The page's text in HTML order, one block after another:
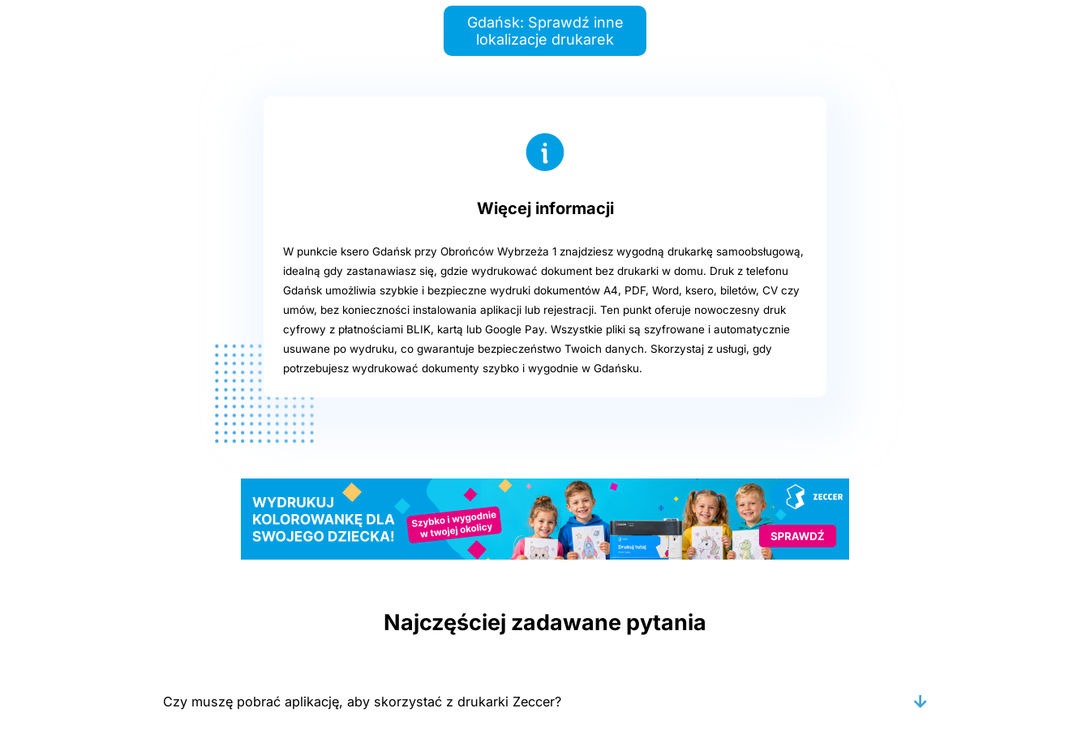
Gdańsk: Sprawdź inne
lokalizacje drukarek
Więcej informacji
W punkcie ksero Gdańsk przy Obrońców Wybrzeża 1 znajdziesz wygodną drukarkę samoobsługową,
idealną gdy zastanawiasz się, gdzie wydrukować dokument bez drukarki w domu. Druk z telefonu
Gdańsk umożliwia szybkie i bezpieczne wydruki dokumentów A4, PDF, Word, ksero, biletów, CV czy
umów, bez konieczności instalowania aplikacji lub rejestracji. Ten punkt oferuje nowoczesny druk
cyfrowy z płatnościami BLIK, kartą lub Google Pay. Wszystkie pliki są szyfrowane i automatycznie
usuwane po wydruku, co gwarantuje bezpieczeństwo Twoich danych. Skorzystaj z usługi, gdy
potrzebujesz wydrukować dokumenty szybko i wygodnie w Gdańsku.
Najczęściej zadawane pytania
Czy muszę pobrać aplikację, aby skorzystać z drukarki Zeccer?